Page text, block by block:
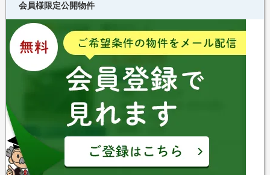
会員様限定公開物件